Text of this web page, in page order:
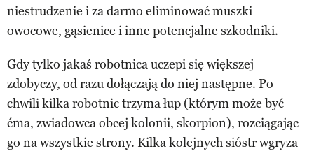
niestrudzenie i za darmo eliminować muszki
owocowe, gąsienice i inne potencjalne szkodniki.
Gdy tylko jakaś robotnica uczepi się większej
zdobyczy, od razu dołączają do niej następne. Po
chwili kilka robotnic trzyma łup (którym może być
ćma, zwiadowca obcej kolonii, skorpion), rozciągając
go na wszystkie strony. Kilka kolejnych sióstr wgryza